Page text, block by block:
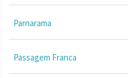
Parnarama
Passagem Franca